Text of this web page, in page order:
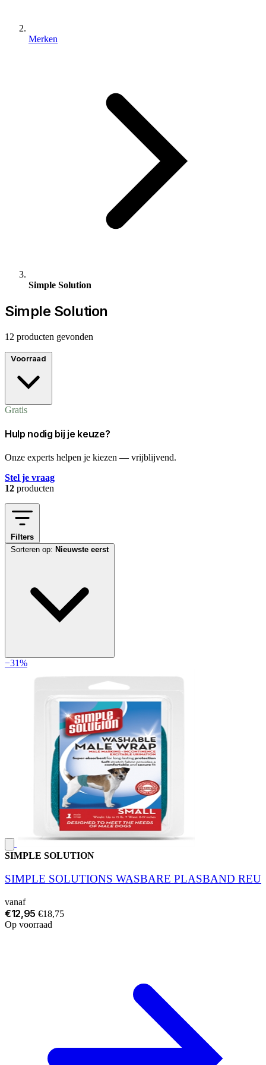
Merken
Simple Solution
Simple Solution
12 producten gevonden
Voorraad
Gratis
Hulp nodig bij je keuze?
Onze experts helpen je kiezen — vrijblijvend.
Stel je vraag
12 producten
Filters
Sorteren op: Nieuwste eerst
−31%
SIMPLE SOLUTION
SIMPLE SOLUTIONS WASBARE PLASBAND REU
vanaf
€12,95 €18,75
Op voorraad